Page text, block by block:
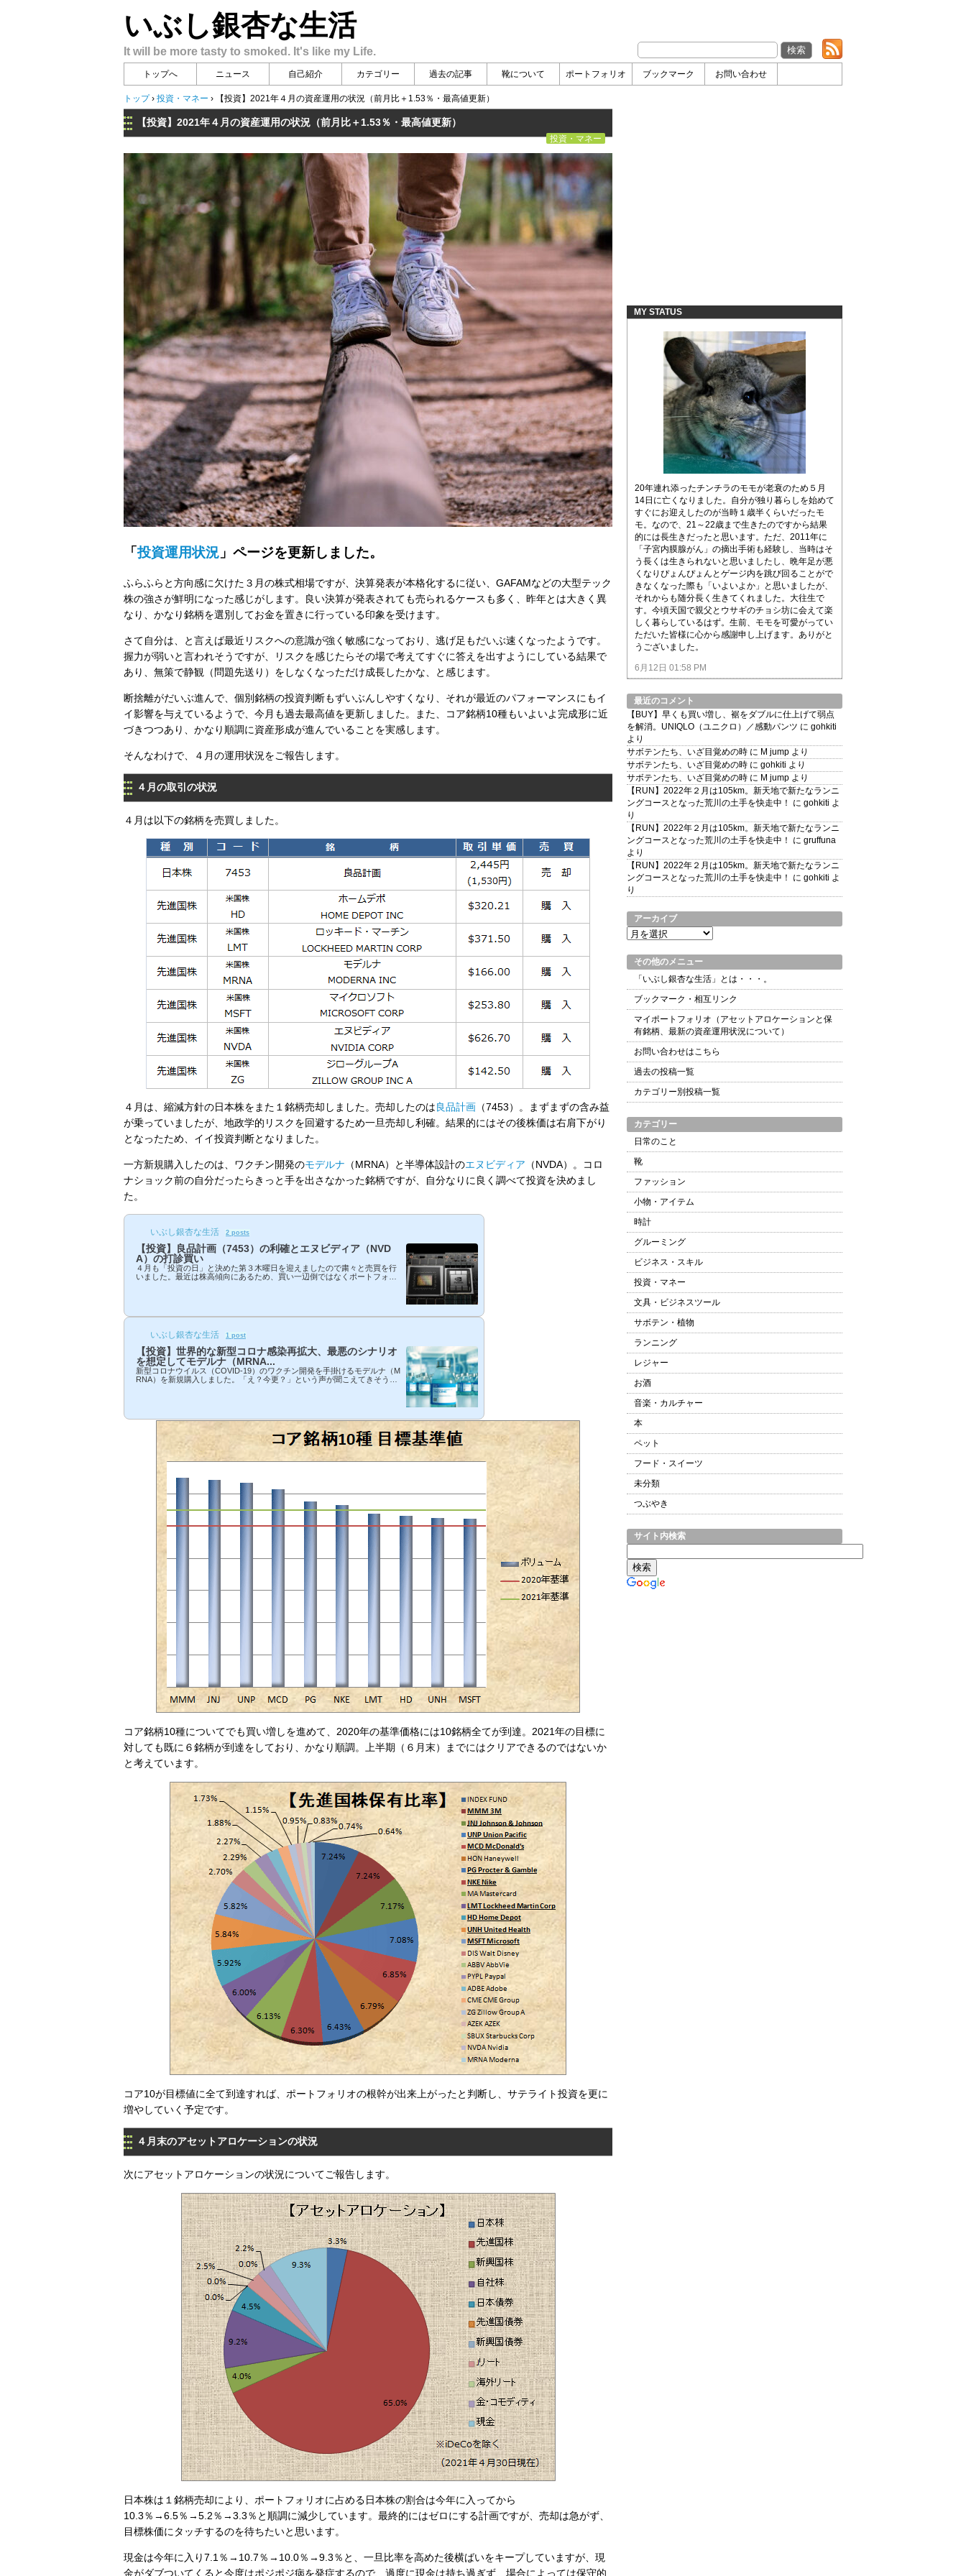
いぶし銀杏な生活
It will be more tasty to smoked. It's like my Life.
トップへ ニュース 自己紹介 カテゴリー 過去の記事 靴について ポートフォリオ ブックマーク お問い合わせ
トップ › 投資・マネー › 【投資】2021年４月の資産運用の状況（前月比＋1.53％・最高値更新）
【投資】2021年４月の資産運用の状況（前月比＋1.53％・最高値更新）
投資・マネー
「投資運用状況 」ページを更新しました。
ふらふらと方向感に欠けた３月の株式相場ですが、決算発表が本格化するに従い、GAFAMなどの大型テック
株の強さが鮮明になった感じがします。良い決算が発表されても売られるケースも多く、昨年とは大きく異
なり、かなり銘柄を選別してお金を置きに行っている印象を受けます。
さて自分は、と言えば最近リスクへの意識が強く敏感になっており、逃げ足もだいぶ速くなったようです。
握力が弱いと言われそうですが、リスクを感じたらその場で考えてすぐに答えを出すようにしている結果で
あり、無策で静観（問題先送り）をしなくなっただけ成長したかな、と感じます。
断捨離がだいぶ進んで、個別銘柄の投資判断もずいぶんしやすくなり、それが最近のパフォーマンスにもイ
イ影響を与えているようで、今月も過去最高値を更新しました。また、コア銘柄10種もいよいよ完成形に近
づきつつあり、かなり順調に資産形成が進んでいることを実感します。
そんなわけで、４月の運用状況をご報告します。
４月の取引の状況
４月は以下の銘柄を売買しました。
４月は、縮減方針の日本株をまた１銘柄売却しました。売却したのは良品計画 （7453）。まずまずの含み益
が乗っていましたが、地政学的リスクを回避するため一旦売却し利確。結果的にはその後株価は右肩下がり
となったため、イイ投資判断となりました。
一方新規購入したのは、ワクチン開発のモデルナ （MRNA）と半導体設計のエヌビディア （NVDA）。コロ
ナショック前の自分だったらきっと手を出さなかった銘柄ですが、自分なりに良く調べて投資を決めまし
た。
いぶし銀杏な生活 2 posts
【投資】良品計画（7453）の利確とエヌビディア（NVD
A）の打診買い
４月も「投資の日」と決めた第３木曜日を迎えましたので粛々と売買を行
いました。最近は株高傾向にあるため、買い一辺倒ではなくポートフォリ
いることから大変親近感もありますし、まずまずの利益も乗っかっていた
ので税金を払うのももったいないな、...
いぶし銀杏な生活 1 post
【投資】世界的な新型コロナ感染再拡大、最悪のシナリオ
を想定してモデルナ（MRNA...
新型コロナウイルス（COVID-19）のワクチン開発を手掛けるモデルナ（M
RNA）を新規購入しました。「え？今更？」という声が聞こえてきそう。
ン、日本でも３度目の緊急事態宣言が求められるなど止まる気配がありま
せん。「冬を乗り切れば」とか「ワクチン接種...
コア銘柄10種についてでも買い増しを進めて、2020年の基準価格には10銘柄全てが到達。2021年の目標に
対しても既に６銘柄が到達をしており、かなり順調。上半期（６月末）までにはクリアできるのではないか
と考えています。
コア10が目標値に全て到達すれば、ポートフォリオの根幹が出来上がったと判断し、サテライト投資を更に
増やしていく予定です。
４月末のアセットアロケーションの状況
次にアセットアロケーションの状況についてご報告します。
日本株は１銘柄売却により、ポートフォリオに占める日本株の割合は今年に入ってから
10.3％→6.5％→5.2％→3.3％と順調に減少しています。最終的にはゼロにする計画ですが、売却は急がず、
目標株価にタッチするのを待ちたいと思います。
現金は今年に入り7.1％→10.7％→10.0％→9.3％と、一旦比率を高めた後横ばいをキープしていますが、現
金がダブついてくると今度はポジポジ病を発症するので、過度に現金は持ち過ぎず、場合によっては保守的
MY STATUS
20年連れ添ったチンチラのモモが老衰のため５月
14日に亡くなりました。自分が独り暮らしを始めて
すぐにお迎えしたのが当時１歳半くらいだったモ
モ。なので、21～22歳まで生きたのですから結果
的には長生きだったと思います。ただ、2011年に
「子宮内膜腺がん」の摘出手術も経験し、当時はそ
う長くは生きられないと思いましたし、晩年足が悪
くなりぴょんぴょんとゲージ内を跳び回ることがで
きなくなった際も「いよいよか」と思いましたが、
それからも随分長く生きてくれました。大往生で
す。今頃天国で親父とウサギのチョシ坊に会えて楽
しく暮らしているはず。生前、モモを可愛がってい
ただいた皆様に心から感謝申し上げます。ありがと
うございました。
6月12日 01:58 PM
最近のコメント
【BUY】早くも買い増し、裾をダブルに仕上げて弱点
を解消。UNIQLO（ユニクロ）／感動パンツ に gohkiti
より
サボテンたち、いざ目覚めの時 に M jump より
サボテンたち、いざ目覚めの時 に gohkiti より
サボテンたち、いざ目覚めの時 に M jump より
【RUN】2022年２月は105km。新天地で新たなランニ
ングコースとなった荒川の土手を快走中！
に gohkiti よ
り
【RUN】2022年２月は105km。新天地で新たなランニ
ングコースとなった荒川の土手を快走中！
に gruffuna
より
【RUN】2022年２月は105km。新天地で新たなランニ
ングコースとなった荒川の土手を快走中！
に gohkiti よ
り
アーカイブ
ア
カ
ブ
その他のメニュー
「いぶし銀杏な生活」とは・・・。
ブックマーク・相互リンク
マイポートフォリオ（アセットアロケーションと保
有銘柄、最新の資産運用状況について）
お問い合わせはこちら
過去の投稿一覧
カテゴリー別投稿一覧
カテゴリー
日常のこと
靴
ファッション
小物・アイテム
時計
グルーミング
ビジネス・スキル
投資・マネー
文具・ビジネスツール
サボテン・植物
ランニング
レジャー
お酒
音楽・カルチャー
本
ペット
フード・スイーツ
未分類
つぶやき
サイト内検索